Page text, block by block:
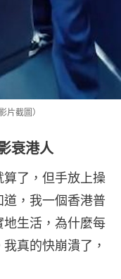
片截圖）
衰港人
了，但手放上操
，我一個香港普
生活，為什麼每
真的快崩潰了，